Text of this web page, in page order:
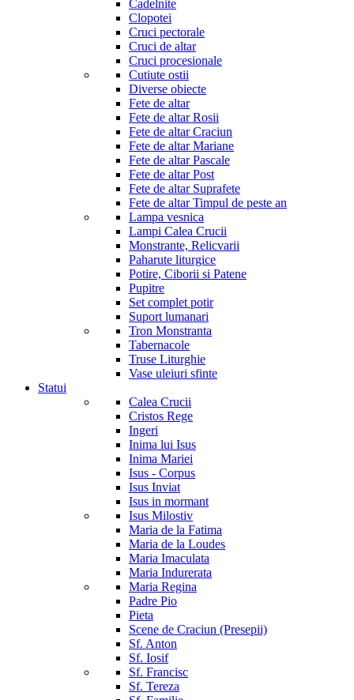
Cadelnite
Clopotei
Cruci pectorale
Cruci de altar
Cruci procesionale
Cutiute ostii
Diverse obiecte
Fete de altar
Fete de altar Rosii
Fete de altar Craciun
Fete de altar Mariane
Fete de altar Pascale
Fete de altar Post
Fete de altar Suprafete
Fete de altar Timpul de peste an
Lampa vesnica
Lampi Calea Crucii
Monstrante, Relicvarii
Paharute liturgice
Potire, Ciborii si Patene
Pupitre
Set complet potir
Suport lumanari
Tron Monstranta
Tabernacole
Truse Liturghie
Vase uleiuri sfinte
Statui
Calea Crucii
Cristos Rege
Ingeri
Inima lui Isus
Inima Mariei
Isus - Corpus
Isus Inviat
Isus in mormant
Isus Milostiv
Maria de la Fatima
Maria de la Loudes
Maria Imaculata
Maria Indurerata
Maria Regina
Padre Pio
Pieta
Scene de Craciun (Presepii)
Sf. Anton
Sf. Iosif
Sf. Francisc
Sf. Tereza